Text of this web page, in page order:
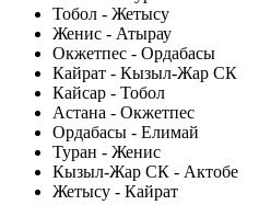
Тобол - Жетысу
Женис - Атырау
Окжетпес - Ордабасы
Кайрат - Кызыл-Жар СК
Кайсар - Тобол
Астана - Окжетпес
Ордабасы - Елимай
Туран - Женис
Кызыл-Жар СК - Актобе
Жетысу - Кайрат